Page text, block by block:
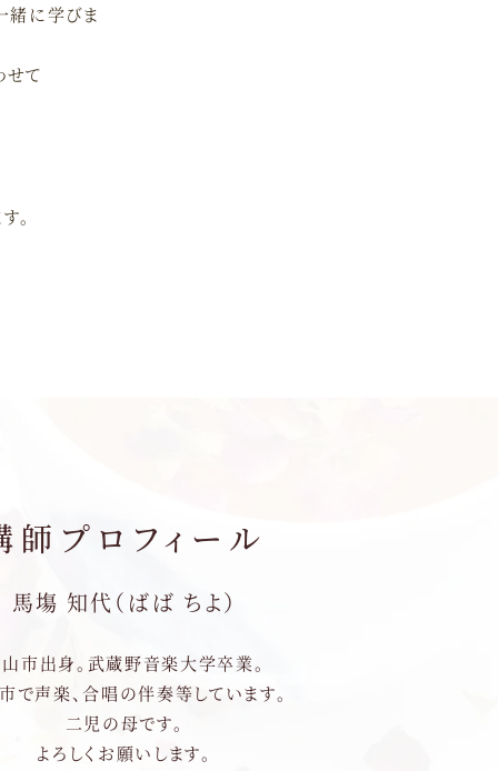
緒に学びま
せて
。
師プロフィール
馬塲 知代（ばば ちよ）
市出身。武蔵野音楽大学卒業。
で声楽、合唱の伴奏等しています。
二児の母です。
よろしくお願いします。